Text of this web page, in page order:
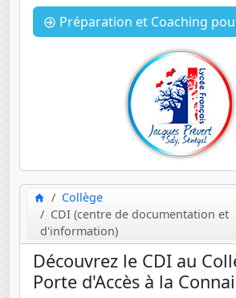
Préparation et Coaching pour les épreuves
Collège
CDI (centre de documentation et
d'information)
Découvrez le CDI au
Porte d'Accès à la